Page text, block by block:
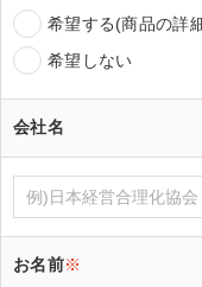
希望する(商品の詳
希望しない
会社名
お名前※